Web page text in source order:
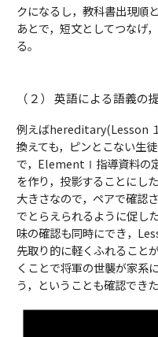
クになるし，教科書出現順
あとで，短文としてつなげ
る。
（２） 英語による語義の
例えばhereditary(Lesson
換えても，ピンとこない生
で，ElementⅠ指導資料の
を作り，投影することにし
大きさなので，ペアで確認
でとらえられるように促し
味の確認も同時にでき，
先取り的に軽くふれること
くことで将軍の世襲が家系
う，ということも確認できた